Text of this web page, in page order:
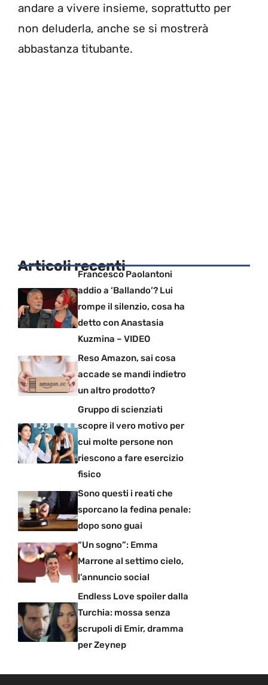
andare a vivere insieme, soprattutto per
non deluderla, anche se si mostrerà
abbastanza titubante.
Articoli recentiFrancesco Paolantoni
addio a ‘Ballando’? Lui
rompe il silenzio, cosa ha
detto con Anastasia
Kuzmina – VIDEO
Reso Amazon, sai cosa
accade se mandi indietro
un altro prodotto?
Gruppo di scienziati
scopre il vero motivo per
cui molte persone non
riescono a fare esercizio
fisico
Sono questi i reati che
sporcano la fedina penale:
dopo sono guai
“Un sogno”: Emma
Marrone al settimo cielo,
l’annuncio social
Endless Love spoiler dalla
Turchia: mossa senza
scrupoli di Emir, dramma
per Zeynep